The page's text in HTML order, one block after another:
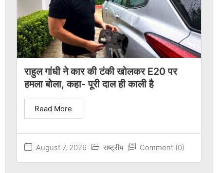
राहुल गांधी ने कार की टंकी खोलकर E20 पर
हमला बोला, कहा- पूरी दाल ही काली है
August 7, 2026 राष्ट्रीय Comment (0)
Read More